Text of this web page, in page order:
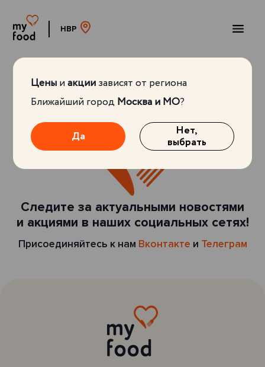
НВР
Ценыиакциизависят от региона
Ближайший городМосква и МО?
Да Нет,
выбрать
Следите за актуальными новостями
и акциями в наших социальных сетях!
Присоединяйтесь к нам Вконтакте и Телеграм